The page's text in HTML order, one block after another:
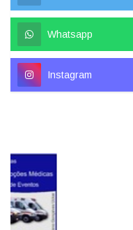
Whatsapp
Instagram